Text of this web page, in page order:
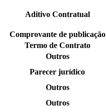
Aditivo Contratual
Comprovante de publicação
Termo de Contrato
Outros
Parecer jurídico
Outros
Outros